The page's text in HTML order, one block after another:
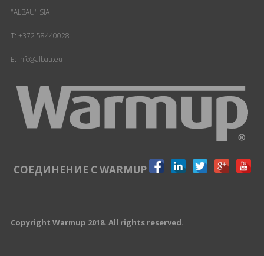
"ALBAU" SIA
T: +372 58440028
E: info@albau.eu
СОЕДИНЕНИЕ С WARMUP
Copyright Warmup 2018. All rights reserved.